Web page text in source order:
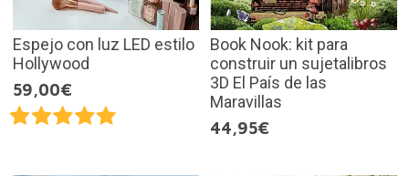
Espejo con luz LED estilo
Hollywood
59,00€
Book Nook: kit para
construir un sujetalibros
3D El País de las
Maravillas
44,95€